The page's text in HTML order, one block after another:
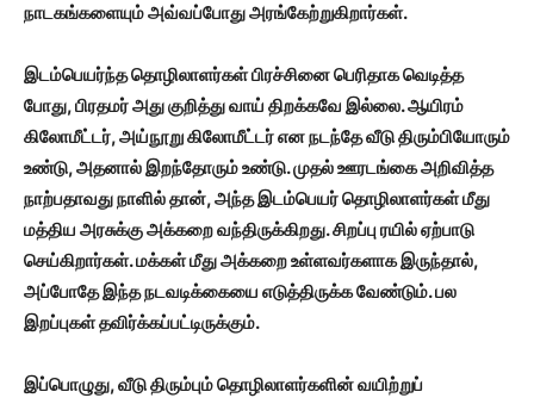
நாடகங்களையும் அவ்வப்போது அரங்கேற்றுகிறார்கள்.
இடம்பெயர்ந்த தொழிலாளர்கள் பிரச்சினை பெரிதாக வெடித்த
போது, பிரதமர் அது குறித்து வாய் திறக்கவே இல்லை. ஆயிரம்
கிலோமீட்டர், அய்நூறு கிலோமீட்டர் என நடந்தே வீடு திரும்பியோரும்
உண்டு, அதனால் இறந்தோரும் உண்டு. முதல் ஊரடங்கை அறிவித்த
நாற்பதாவது நாளில் தான், அந்த இடம்பெயர் தொழிலாளர்கள் மீது
மத்திய அரசுக்கு அக்கறை வந்திருக்கிறது. சிறப்பு ரயில் ஏற்பாடு
செய்கிறார்கள். மக்கள் மீது அக்கறை உள்ளவர்களாக இருந்தால்,
அப்போதே இந்த நடவடிக்கையை எடுத்திருக்க வேண்டும். பல
இறப்புகள் தவிர்க்கப்பட்டிருக்கும்.
இப்பொழுது, வீடு திரும்பும் தொழிலாளர்களின் வயிற்றுப்